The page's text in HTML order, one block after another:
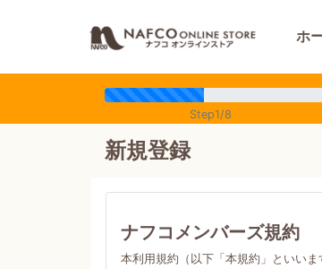
ホ
Step1/8
新規登録
ナフコメンバーズ規約
本利用規約（以下「本規約」といい